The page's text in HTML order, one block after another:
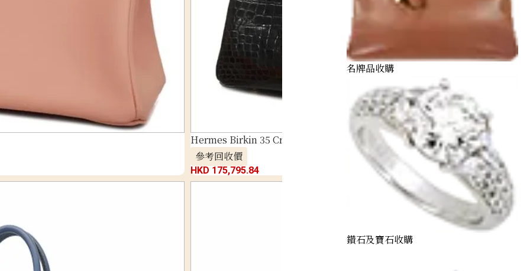
Hermes Birkin 35 Croco D stamp
參考回收價
HKD 175,795.84
名牌品收購
鑽石及寶石收購